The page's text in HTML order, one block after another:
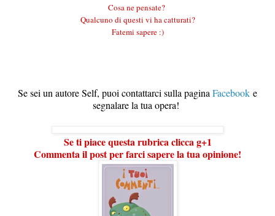
Cosa ne pensate?
Qualcuno di questi vi ha catturati?
Fatemi sapere :)
Se sei un autore Self, puoi contattarci sulla pagina Facebook e
segnalare la tua opera!
Se ti piace questa rubrica clicca g+1
Commenta il post per farci sapere la tua opinione!